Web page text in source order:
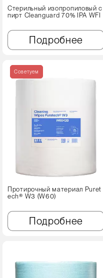
Стерильный изопропиловый с
пирт Cleanguard 70% IPA WFI
Подробнее
Советуем
Протирочный материал Puret
ech® W3 (W60)
Подробнее